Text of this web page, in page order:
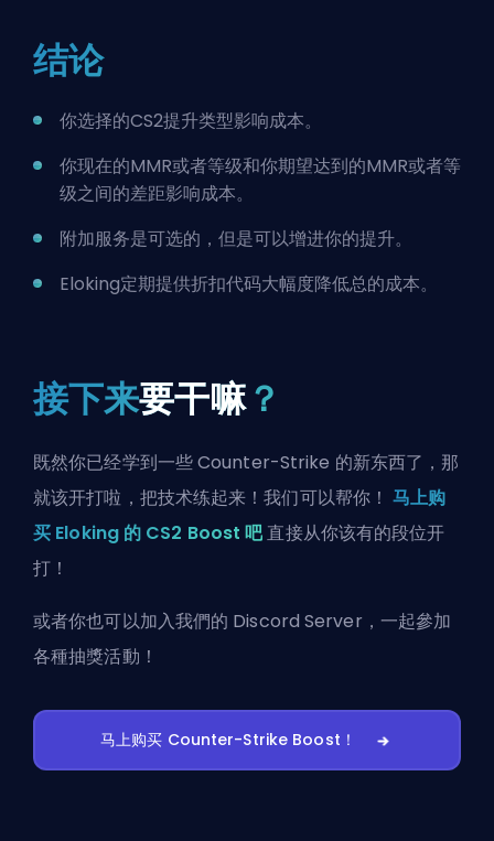
结论
你选择的CS2提升类型影响成本。
你现在的MMR或者等级和你期望达到的MMR或者等
级之间的差距影响成本。
附加服务是可选的，但是可以增进你的提升。
Eloking定期提供折扣代码大幅度降低总的成本。
接下来要干嘛？
既然你已经学到一些 Counter-Strike 的新东西了，那
就该开打啦，把技术练起来！我们可以帮你！马上购
买 Eloking 的 CS2 Boost 吧直接从你该有的段位开
打！
或者你也可以加入我們的 Discord Server ，一起參加
各種抽獎活動！
马上购买 Counter-Strike Boost！